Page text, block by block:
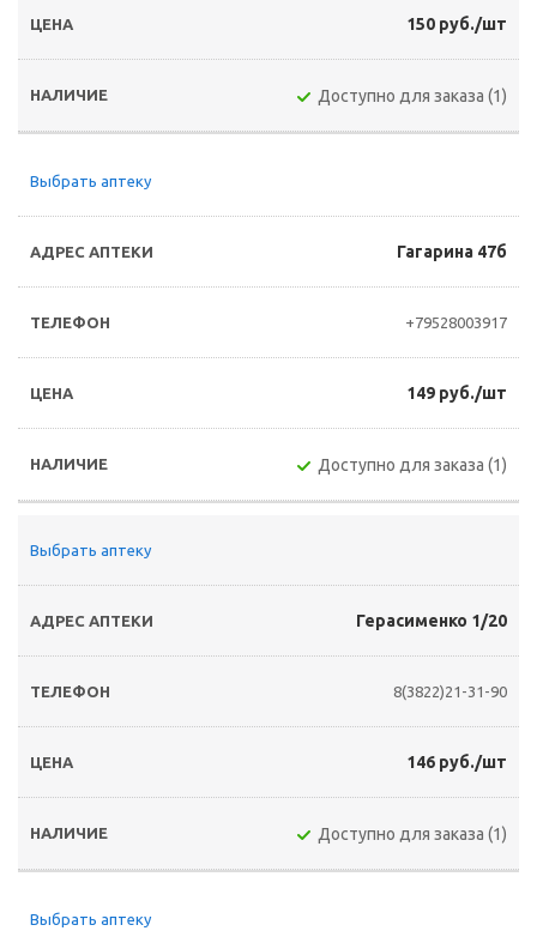
150 руб./шт
Доступно для заказа (1)
Выбрать аптеку
Гагарина 47б
+79528003917
149 руб./шт
Доступно для заказа (1)
Выбрать аптеку
Герасименко 1/20
8(3822)21-31-90
146 руб./шт
Доступно для заказа (1)
Выбрать аптеку